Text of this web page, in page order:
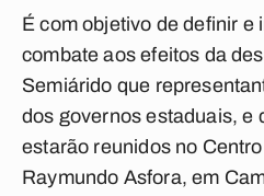
É com objetivo de definir e
combate aos efeitos da
Semiárido que
dos governos estaduais, e
estarão reunidos no
Raymundo Asfora, em